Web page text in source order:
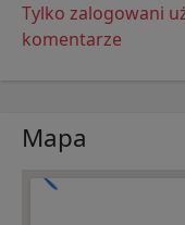
Tylko zalogowani
komentarze
Mapa